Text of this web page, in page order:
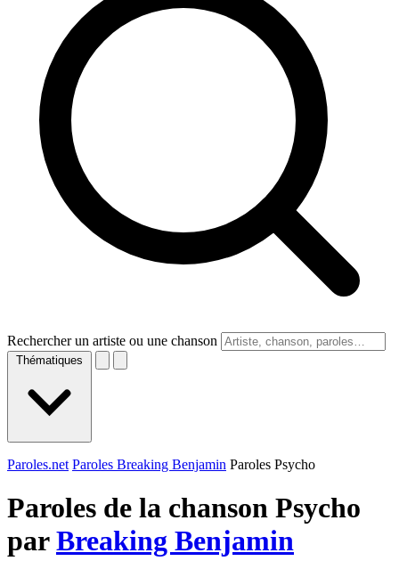
Rechercher un artiste ou une chanson
Thématiques
Paroles.net Paroles Breaking Benjamin Paroles Psycho
Paroles de la chanson Psycho
parBreaking Benjamin